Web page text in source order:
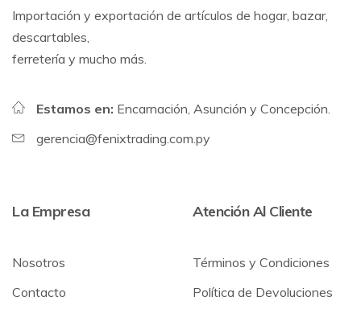
Importación y exportación de artículos de hogar, bazar,
descartables,
ferretería y mucho más.
Estamos en: Encarnación, Asunción y Concepción.
gerencia@fenixtrading.com.py
La Empresa
Nosotros
Contacto
Atención Al Cliente
Términos y Condiciones
Política de Devoluciones